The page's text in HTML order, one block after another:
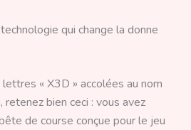
qui change la donne
« X3D » accolées au nom
retenez bien ceci : vous avez
de course conçue pour le jeu